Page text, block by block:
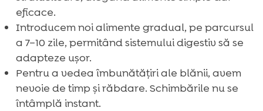
eficace.
Introducem noi alimente gradual, pe parcursul
a 7–10 zile, permitând sistemului digestiv să se
adapteze ușor.
Pentru a vedea îmbunătățiri ale blănii, avem
nevoie de timp și răbdare. Schimbările nu se
întâmplă instant.